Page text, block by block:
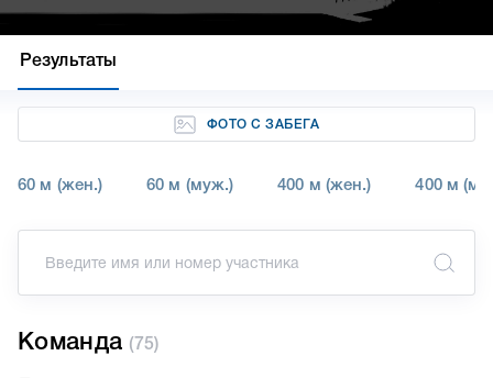
Результаты
ФОТО С ЗАБЕГА
60 м (жен.) 60 м (муж.) 400 м (жен.) 400 м
Команда (75)